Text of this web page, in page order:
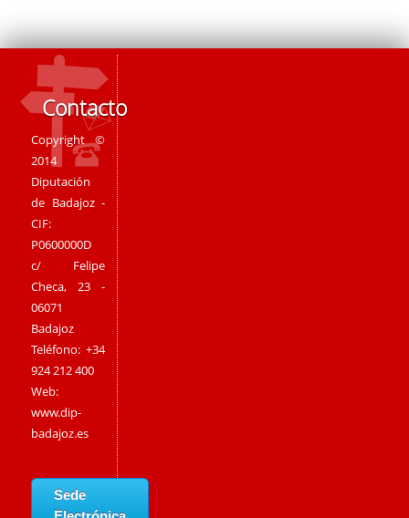
Contacto
Copyright ©
2014
Diputación
de Badajoz -
CIF:
P0600000D
c/ Felipe
Checa, 23 -
06071
Badajoz
Teléfono: +34
924 212 400
Web:
www.dip-
badajoz.es
Sede